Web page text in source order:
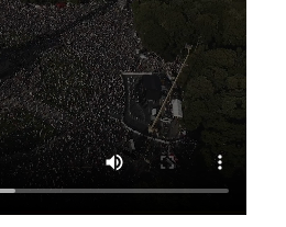
niemals Sicherheit schaffen,
ausland/asien/nato-
#Frieden #Sicherheit